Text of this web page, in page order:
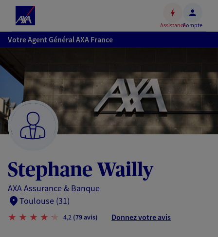
Accéder
au
Accéder
au
pied
de
page
AssistanceCompte
Votre Agent Général AXA France
Stephane Wailly
AXA Assurance & Banque
Toulouse (31)
4,2 (79 avis) Donnez votre avis